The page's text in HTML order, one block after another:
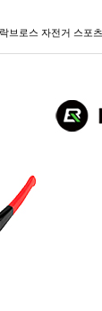
브로스 자전거 스포